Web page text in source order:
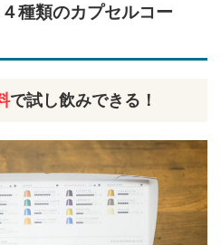
種類のカプセルコー
で試し飲みできる！